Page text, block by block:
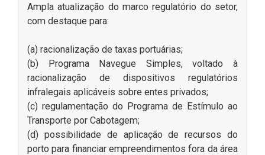
Ampla atualização do marco regulatório do setor,
com destaque para:
(a) racionalização de taxas portuárias;
(b) Programa Navegue Simples, voltado à
racionalização de dispositivos regulatórios
infralegais aplicáveis sobre entes privados;
(c) regulamentação do Programa de Estímulo ao
Transporte por Cabotagem;
(d) possibilidade de aplicação de recursos do
porto para financiar empreendimentos fora da área